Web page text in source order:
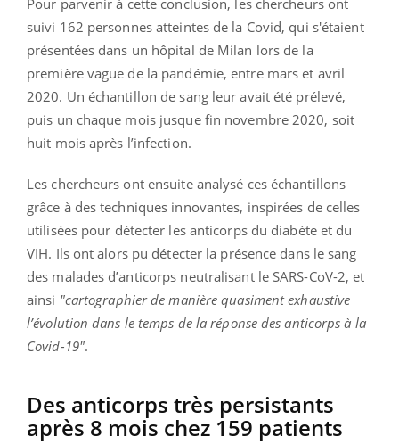
Pour parvenir à cette conclusion, les chercheurs ont
suivi 162 personnes atteintes de la Covid, qui s'étaient
présentées dans un hôpital de Milan lors de la
première vague de la pandémie, entre mars et avril
2020. Un échantillon de sang leur avait été prélevé,
puis un chaque mois jusque fin novembre 2020, soit
huit mois après l’infection.
Les chercheurs ont ensuite analysé ces échantillons
grâce à des techniques innovantes, inspirées de celles
utilisées pour détecter les anticorps du diabète et du
VIH. Ils ont alors pu détecter la présence dans le sang
des malades d’anticorps neutralisant le SARS-CoV-2, et
ainsi "cartographier de manière quasiment exhaustive
l’évolution dans le temps de la réponse des anticorps à la
Covid-19".
Des anticorps très persistants
après 8 mois chez 159 patients